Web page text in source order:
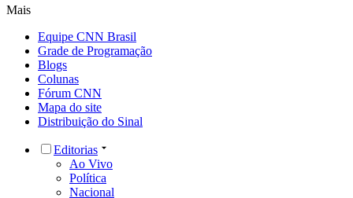
Mais
Equipe CNN Brasil
Grade de Programação
Blogs
Colunas
Fórum CNN
Mapa do site
Distribuição do Sinal
Editorias
Ao Vivo
Política
Nacional